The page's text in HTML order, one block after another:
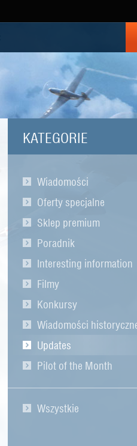
KATEGORIE
Wiadomości
Oferty specjalne
Sklep premium
Poradnik
Interesting information
Filmy
Konkursy
Wiadomości
Updates
Pilot of the Month
Wszystkie